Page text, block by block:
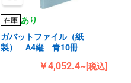
在庫 あり
ガバットファイル（紙
製） A4縦 青10冊
￥4,052.4~[税込]